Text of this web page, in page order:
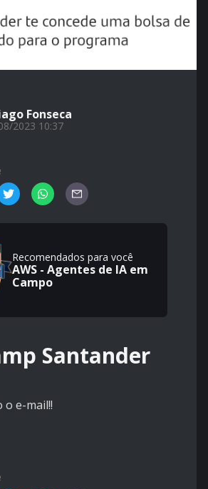
Fonseca
2023 10:37
Recomendados para você
AWS - Agentes de IA em
Campo
Santander
o e-mail!!